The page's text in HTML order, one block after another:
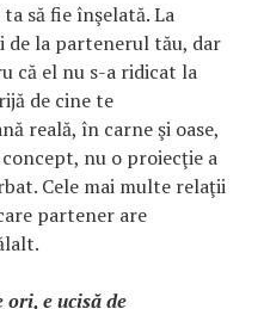
să fie înşelată. La
de la partenerul tău, dar
că el nu s-a ridicat la
de cine te
reală, în carne şi oase,
nu o proiecţie a
Cele mai multe relaţii
partener are
ori, e ucisă de